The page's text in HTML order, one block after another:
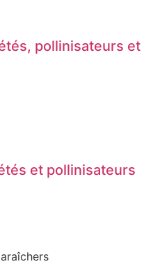
pollinisateurs et
et pollinisateurs